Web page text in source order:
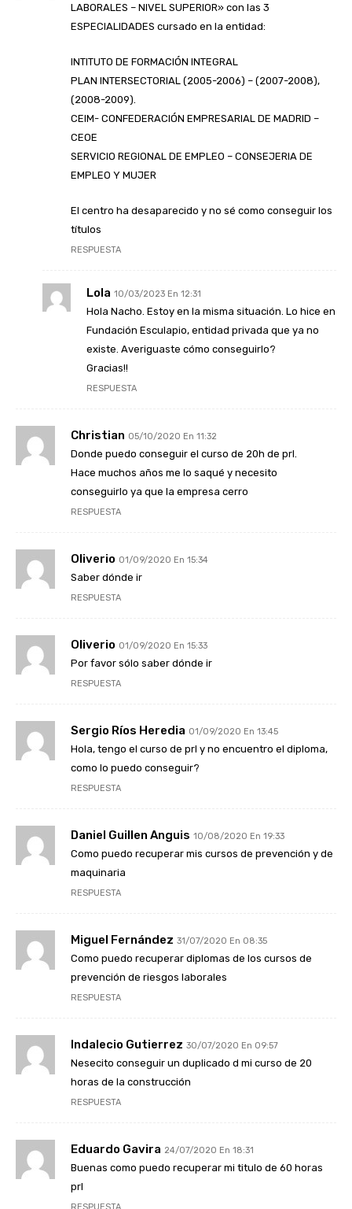
LABORALES – NIVEL SUPERIOR» con las 3
ESPECIALIDADES cursado en la entidad:
INTITUTO DE FORMACIÓN INTEGRAL
PLAN INTERSECTORIAL (2005-2006) – (2007-2008),
(2008-2009).
CEIM- CONFEDERACIÓN EMPRESARIAL DE MADRID –
CEOE
SERVICIO REGIONAL DE EMPLEO – CONSEJERIA DE
EMPLEO Y MUJER
El centro ha desaparecido y no sé como conseguir los
títulos
RESPUESTA
Lola 10/03/2023 En 12:31
Hola Nacho. Estoy en la misma situación. Lo hice en
Fundación Esculapio, entidad privada que ya no
existe. Averiguaste cómo conseguirlo?
Gracias!!
RESPUESTA
Christian 05/10/2020 En 11:32
Donde puedo conseguir el curso de 20h de prl.
Hace muchos años me lo saqué y necesito
conseguirlo ya que la empresa cerro
RESPUESTA
Oliverio 01/09/2020 En 15:34
Saber dónde ir
RESPUESTA
Oliverio 01/09/2020 En 15:33
Por favor sólo saber dónde ir
RESPUESTA
Sergio Ríos Heredia 01/09/2020 En 13:45
Hola, tengo el curso de prl y no encuentro el diploma,
como lo puedo conseguir?
RESPUESTA
Daniel Guillen Anguis 10/08/2020 En 19:33
Como puedo recuperar mis cursos de prevención y de
maquinaria
RESPUESTA
Miguel Fernández 31/07/2020 En 08:35
Como puedo recuperar diplomas de los cursos de
prevención de riesgos laborales
RESPUESTA
Indalecio Gutierrez 30/07/2020 En 09:57
Nesecito conseguir un duplicado d mi curso de 20
horas de la construcción
RESPUESTA
Eduardo Gavira 24/07/2020 En 18:31
Buenas como puedo recuperar mi titulo de 60 horas
prl
RESPUESTA